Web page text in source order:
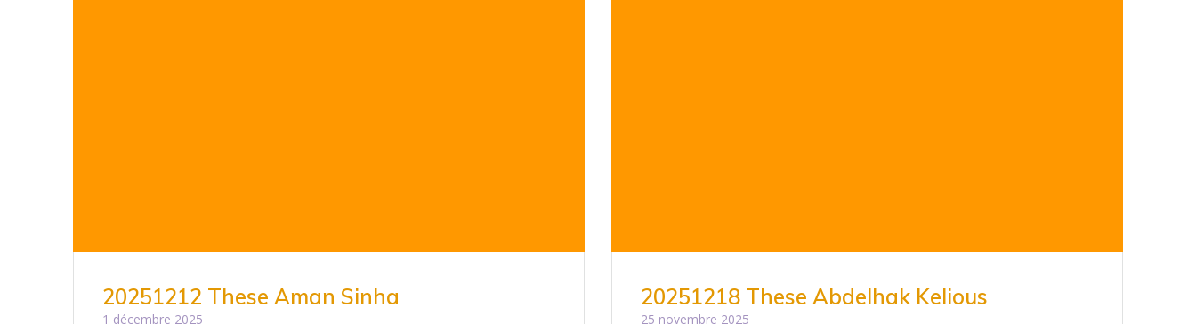
20251212 These Aman Sinha
1 décembre 2025
20251218 These Abdelhak Kelious
25 novembre 2025